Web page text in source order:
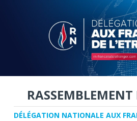
DÉLÉGATION NATIONALE AUX